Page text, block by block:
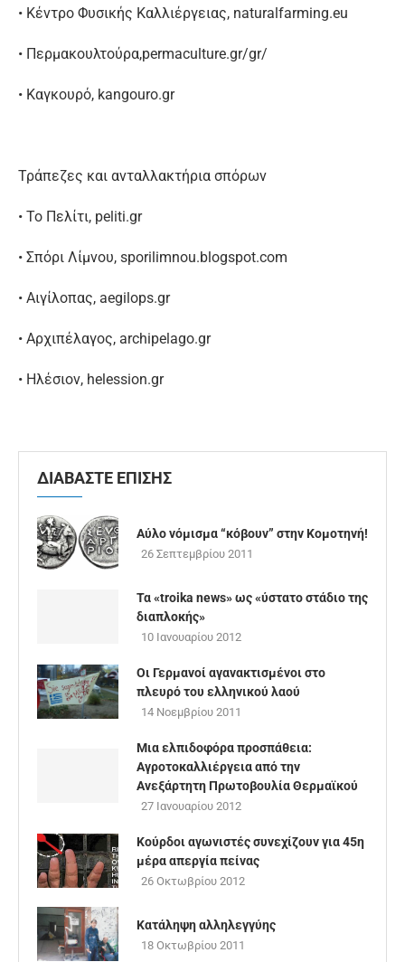
• Κέντρο Φυσικής Καλλιέργειας, naturalfarming.eu
• Περμακουλτούρα,permaculture.gr/gr/
• Καγκουρό, kangouro.gr
Τράπεζες και ανταλλακτήρια σπόρων
• Το Πελίτι, peliti.gr
• Σπόρι Λίμνου, sporilimnou.blogspot.com
• Αιγίλοπας, aegilops.gr
• Αρχιπέλαγος, archipelago.gr
• Ηλέσιον, helession.gr
ΔΙΑΒΑΣΤΕ ΕΠΙΣΗΣ
Αύλο νόμισμα “κόβουν” στην Κομοτηνή!
26 Σεπτεμβρίου 2011
Τα «troika news» ως «ύστατο στάδιο της
διαπλοκής»
10 Ιανουαρίου 2012
Οι Γερμανοί αγανακτισμένοι στο
πλευρό του ελληνικού λαού
14 Νοεμβρίου 2011
Μια ελπιδοφόρα προσπάθεια:
Αγροτοκαλλιέργεια από την
Ανεξάρτητη Πρωτοβουλία Θερμαϊκού
27 Ιανουαρίου 2012
Κούρδοι αγωνιστές συνεχίζουν για 45η
μέρα απεργία πείνας
26 Οκτωβρίου 2012
Κατάληψη αλληλεγγύης
18 Οκτωβρίου 2011